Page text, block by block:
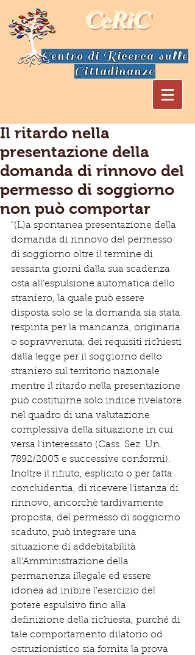
CeRiC
Centro di Ricerca sulle
Cittadinanze
Il ritardo nella
presentazione della
domanda di rinnovo del
permesso di soggiorno
non può comportar
"(L)a spontanea presentazione della
domanda di rinnovo del permesso
di soggiorno oltre il termine di
sessanta giorni dalla sua scadenza
osta all'espulsione automatica dello
straniero, la quale può essere
disposta solo se la domanda sia stata
respinta per la mancanza, originaria
o sopravvenuta, dei requisiti richiesti
dalla legge per il soggiorno dello
straniero sul territorio nazionale
mentre il ritardo nella presentazione
può costituirne solo indice rivelatore
nel quadro di una valutazione
complessiva della situazione in cui
versa l'interessato (Cass. Sez. Un.
7892/2003 e successive conformi).
Inoltre il rifiuto, esplicito o per fatta
concludentia, di ricevere l'istanza di
rinnovo, ancorchè tardivamente
proposta, del permesso di soggiorno
scaduto, può integrare una
situazione di addebitabilità
all'Amministrazione della
permanenza illegale ed essere
idonea ad inibire l'esercizio del
potere espulsivo fino alla
definizione della richiesta, purché di
tale comportamento dilatorio od
ostruzionistico sia fornita la prova